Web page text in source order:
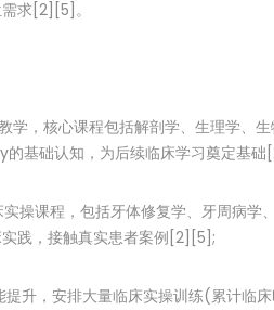
求[2][5]。
学，核心课程包括解剖学、生理学、
基础认知，为后续临床学习奠定基
操课程，包括牙体修复学、牙周病学
践，接触真实患者案例[2][5];
升，安排大量临床实操训练(累计临